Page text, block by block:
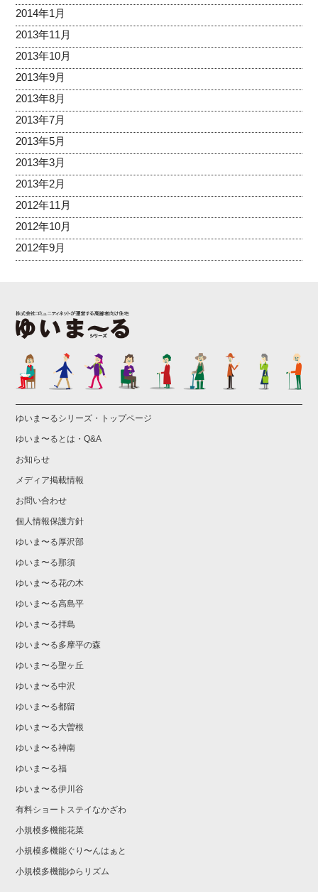
2014年1月
2013年11月
2013年10月
2013年9月
2013年8月
2013年7月
2013年5月
2013年3月
2013年2月
2012年11月
2012年10月
2012年9月
ゆいま〜るシリーズ・トップページ
ゆいま〜るとは・Q&A
お知らせ
メディア掲載情報
お問い合わせ
個人情報保護方針
ゆいま〜る厚沢部
ゆいま〜る那須
ゆいま〜る花の木
ゆいま〜る高島平
ゆいま〜る拝島
ゆいま〜る多摩平の森
ゆいま〜る聖ヶ丘
ゆいま〜る中沢
ゆいま〜る都留
ゆいま〜る大曽根
ゆいま〜る神南
ゆいま〜る福
ゆいま〜る伊川谷
有料ショートステイなかざわ
小規模多機能花菜
小規模多機能ぐり〜んはぁと
小規模多機能ゆらリズム